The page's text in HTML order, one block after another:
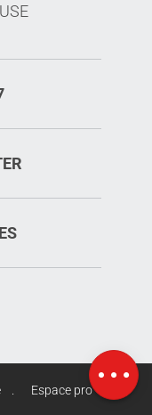
Carte
Espace pro